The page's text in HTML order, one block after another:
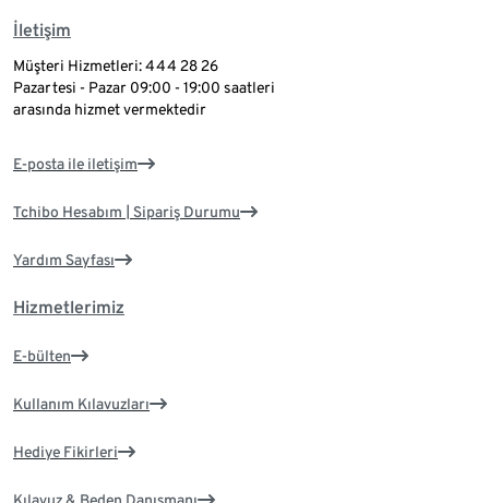
İletişim
Müşteri Hizmetleri: 444 28 26
Pazartesi - Pazar 09:00 - 19:00 saatleri
arasında hizmet vermektedir
E-posta ile iletişim
Tchibo Hesabım | Sipariş Durumu
Yardım Sayfası
Hizmetlerimiz
E-bülten
Kullanım Kılavuzları
Hediye Fikirleri